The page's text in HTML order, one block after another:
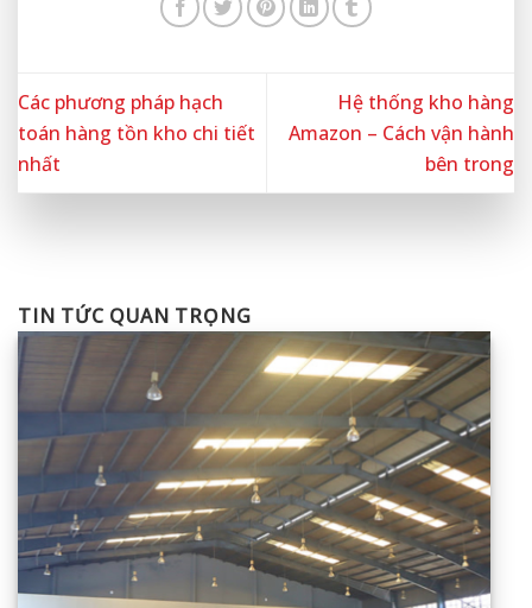
Các phương pháp hạch
toán hàng tồn kho chi tiết
nhất
Hệ thống kho hàng
Amazon – Cách vận hành
bên trong
TIN TỨC QUAN TRỌNG